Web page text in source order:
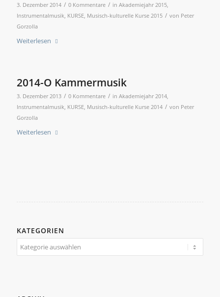
3. Dezember 2014 / 0 Kommentare / in Akademiejahr 2015,
Instrumentalmusik, KURSE, Musisch-kulturelle Kurse 2015 / von Peter
Gorzolla
Weiterlesen
2014-O Kammermusik
3. Dezember 2013 / 0 Kommentare / in Akademiejahr 2014,
Instrumentalmusik, KURSE, Musisch-kulturelle Kurse 2014 / von Peter
Gorzolla
Weiterlesen
KATEGORIEN
Kategorien